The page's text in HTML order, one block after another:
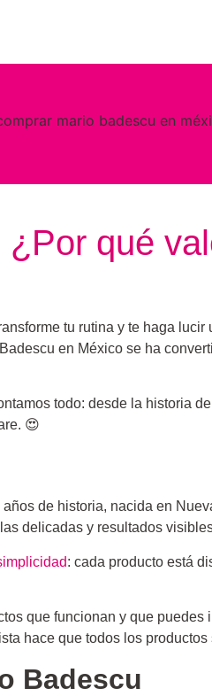
qué
tu rutina y te haga
en México se ha
todo: desde la historia
😍
de historia, nacida en
delicadas y resultados
: cada producto está
que funcionan y que
hace que todos los
Badescu